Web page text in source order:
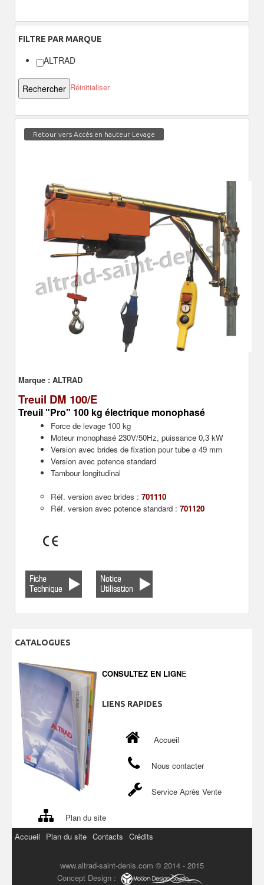
FILTRE PAR MARQUE
ALTRAD
Réinitialiser
Retour vers Accès en hauteur Levage
Marque : ALTRAD
Treuil DM 100/E
Treuil "Pro" 100 kg électrique monophasé
Force de levage 100 kg
Moteur monophasé 230V/50Hz, puissance 0,3 kW
Version avec brides de fixation pour tube ø 49 mm
Version avec potence standard
Tambour longitudinal
Réf. version avec brides : 701110
Réf. version avec potence standard : 701120
CATALOGUES
CONSULTEZ EN LIGNE
LIENS RAPIDES
Accueil
Nous contacter
Service Après Vente
Plan du site
Accueil
Plan du site Contacts Crédits
www.altrad-saint-denis.com © 2014 - 2015
Concept Design :